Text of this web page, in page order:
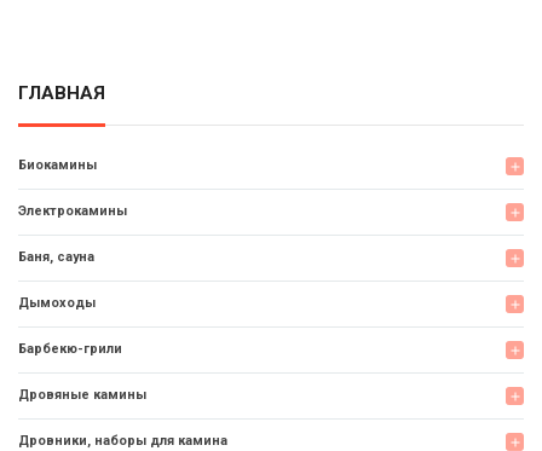
ГЛАВНАЯ
Биокамины add
Электрокамины add
Баня, сауна add
Дымоходы add
Барбекю-грили add
Дровяные камины add
Дровники, наборы для камина add